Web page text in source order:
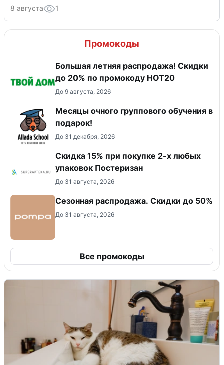
8 августа 1
Промокоды
Большая летняя распродажа! Скидки
до 20% по промокоду HOT20
До 9 августа, 2026
Месяцы очного группового обучения в
подарок!
До 31 декабря, 2026
Скидка 15% при покупке 2-х любых
упаковок Постеризан
До 31 августа, 2026
Сезонная распродажа. Скидки до 50%
До 31 августа, 2026
Все промокоды